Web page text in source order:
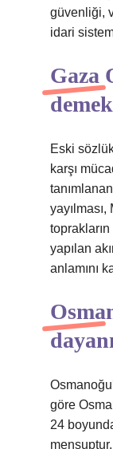
güvenliği,
idari
Gaza
Eski
karşı
yapılan
anlamını
göre
24